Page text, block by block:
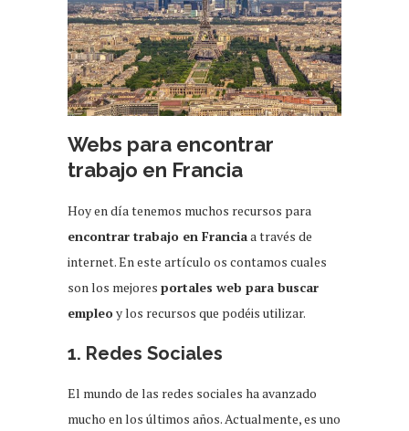
Webs para encontrar
trabajo en Francia
Hoy en día tenemos muchos recursos para
encontrar trabajo en Franciaa través de
internet. En este artículo os contamos cuales
son los mejores portales web para buscar
empleoy los recursos que podéis utilizar.
1. Redes Sociales
El mundo de las redes sociales ha avanzado
mucho en los últimos años. Actualmente, es uno